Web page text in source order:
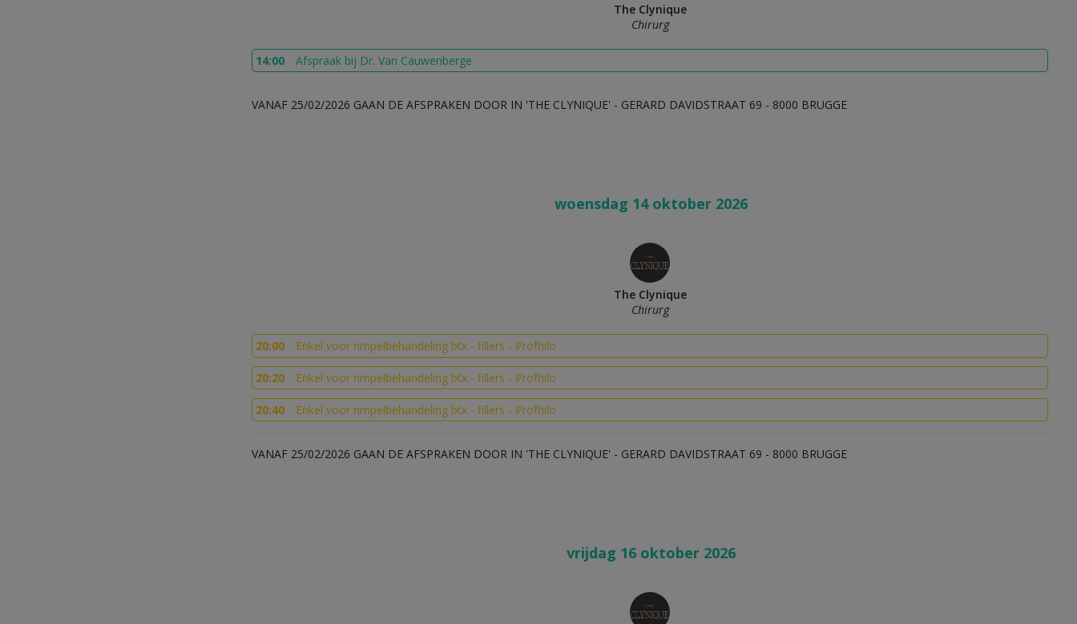
The Clynique
Chirurg
14:00 Afspraak bij Dr. Van Cauwenberge
VANAF 25/02/2026 GAAN DE AFSPRAKEN DOOR IN 'THE CLYNIQUE' - GERARD DAVIDSTRAAT 69 - 8000 BRUGGE
woensdag 14 oktober 2026
The Clynique
Chirurg
20:00 Enkel voor rimpelbehandeling btx - fillers - Profhilo
20:20 Enkel voor rimpelbehandeling btx - fillers - Profhilo
20:40 Enkel voor rimpelbehandeling btx - fillers - Profhilo
VANAF 25/02/2026 GAAN DE AFSPRAKEN DOOR IN 'THE CLYNIQUE' - GERARD DAVIDSTRAAT 69 - 8000 BRUGGE
vrijdag 16 oktober 2026